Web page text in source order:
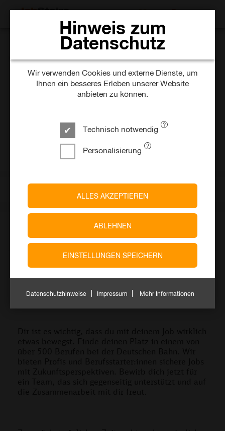
Elektriker:in /
Mechatroniker:in als
Oberleitung
vor 4 Tagen
Unbefristet
Hinweis zum
Datenschutz
Wir verwenden Cookies und externe Dienste, um
Ihnen ein besseres Erleben unserer Website
anbieten zu können.
Technisch notwendig
Personalisierung
ALLES AKZEPTIEREN
ABLEHNEN
EINSTELLUNGEN SPEICHERN
Datenschutzhinweise Impressum Mehr Informationen